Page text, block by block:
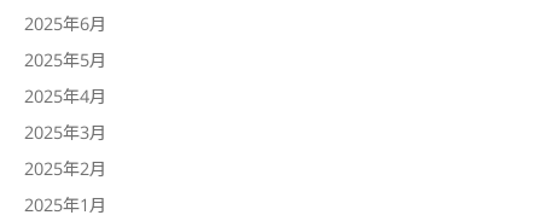
2025年6月
2025年5月
2025年4月
2025年3月
2025年2月
2025年1月